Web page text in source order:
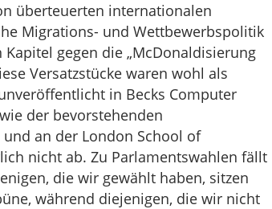
überteuerten internationalen
Migrations- und Wettbewerbspolitik
gegen die „McDonaldisierung
Versatzstücke waren wohl als
in Becks Computer
der bevorstehenden
an der London School of
nicht ab. Zu Parlamentswahlen fällt
die wir gewählt haben, sitzen
während diejenigen, die wir nicht